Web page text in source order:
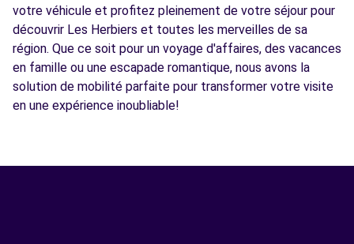
votre véhicule et profitez pleinement de votre séjour pour
découvrir Les Herbiers et toutes les merveilles de sa
région. Que ce soit pour un voyage d'affaires, des vacances
en famille ou une escapade romantique, nous avons la
solution de mobilité parfaite pour transformer votre visite
en une expérience inoubliable!